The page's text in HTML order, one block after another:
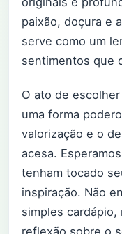
paixão, doçura e
serve como um
sentimentos que
O ato de
uma forma
valorização e o
acesa.
tenham tocado
inspiração. Não
simples cardápio,
reflexão sobre o